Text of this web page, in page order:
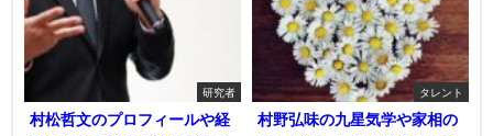
研究者
村松哲文のプロフィールや経
タレント
村野弘味の九星気学や家相の